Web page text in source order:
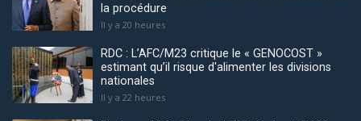
la procédure
Il y a 20 heures
RDC : L’AFC/M23 critique le « GENOCOST »
estimant qu’il risque d'alimenter les divisions
nationales
Il y a 22 heures